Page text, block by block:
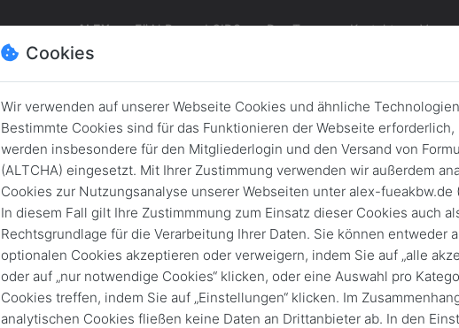
ALEX FüAkBw und GIDS Das Team Kontakt
Neue GIDS-Publikation aus der Reihe
Analysis": An Enquiry Into Linear
Models
Zurück 1. Juni 2021 Publikationen
Cookies
Wir verwenden auf unserer Webseite Cookies und ähnliche
Bestimmte Cookies sind für das Funktionieren der Webseite erforderlich,
werden insbesondere für den Mitgliederlogin und den Versand von
(ALTCHA) eingesetzt. Mit Ihrer Zustimmung verwenden wir außerdem
Cookies zur Nutzungsanalyse unserer Webseiten unter alex-fueakbw.de
In diesem Fall gilt Ihre Zustimmmung zum Einsatz dieser Cookies auch
Rechtsgrundlage für die Verarbeitung Ihrer Daten. Sie können entweder
optionalen Cookies akzeptieren oder verweigern, indem Sie auf „alle
oder auf „nur notwendige Cookies“ klicken, oder eine Auswahl pro
Cookies treffen, indem Sie auf „Einstellungen“ klicken. Im
analytischen Cookies fließen keine Daten an Drittanbieter ab. In den